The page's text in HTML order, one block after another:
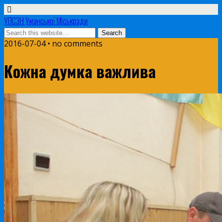
УПСЗН Уманської Міськради
2016-07-04 • no comments
Кожна думка важлива